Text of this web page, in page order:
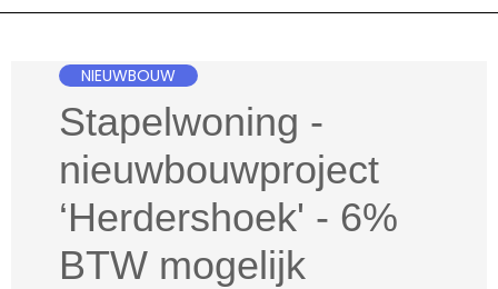
NIEUWBOUW
Stapelwoning -
nieuwbouwproject
‘Herdershoek' - 6%
BTW mogelijk